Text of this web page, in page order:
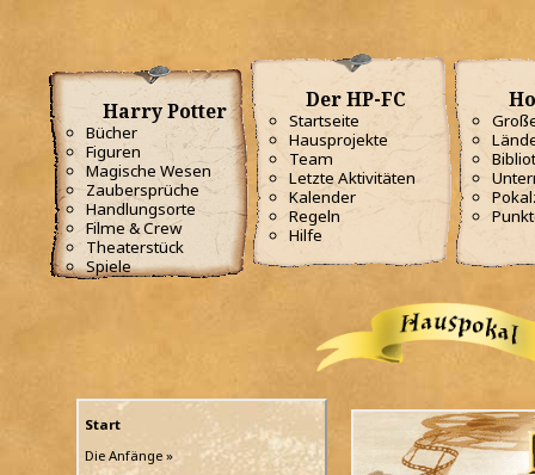
Harry Potter
Bücher
Figuren
Magische Wesen
Zaubersprüche
Handlungsorte
Filme & Crew
Theaterstück
Spiele
Der HP-FC
Startseite
Hausprojekte
Team
Letzte Aktivitäten
Kalender
Regeln
Hilfe
Start
Die Anfänge »